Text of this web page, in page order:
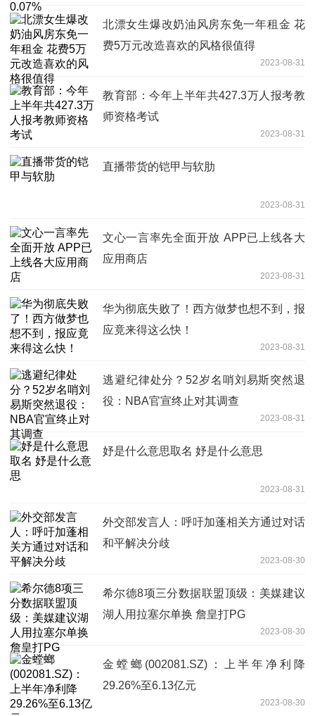
北漂女生爆改奶油风房东免一年租金 花
费5万元改造喜欢的风格很值得
2023-08-31
教育部：今年上半年共427.3万人报考教
师资格考试
2023-08-31
直播带货的铠甲与软肋
2023-08-31
文心一言率先全面开放 APP已上线各大
应用商店
2023-08-31
华为彻底失败了！西方做梦也想不到，报
应竟来得这么快！
2023-08-31
逃避纪律处分？52岁名哨刘易斯突然退
役：NBA官宣终止对其调查
2023-08-31
妤是什么意思取名 妤是什么意思
2023-08-31
外交部发言人：呼吁加蓬相关方通过对话
和平解决分歧
2023-08-30
希尔德8项三分数据联盟顶级：美媒建议
湖人用拉塞尔单换 詹皇打PG
2023-08-30
金螳螂(002081.SZ)：上半年净利降
29.26%至6.13亿元
2023-08-30